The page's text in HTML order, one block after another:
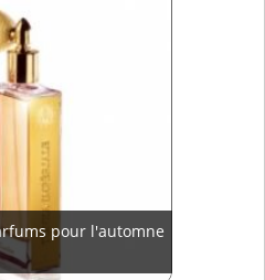
pour l'automne